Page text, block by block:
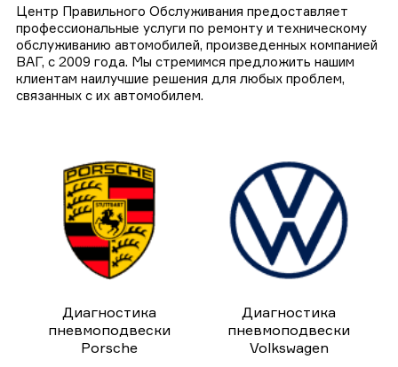
Центр Правильного Обслуживания предоставляет
профессиональные услуги по ремонту и техническому
обслуживанию автомобилей, произведенных компанией
ВАГ, с 2009 года. Мы стремимся предложить нашим
клиентам наилучшие решения для любых проблем,
связанных с их автомобилем.
Диагностика
пневмоподвески
Porsche
Диагностика
пневмоподвески
Volkswagen